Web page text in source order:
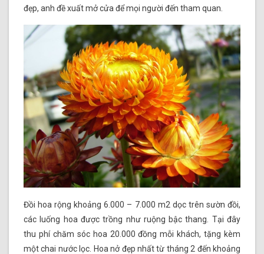
đẹp, anh đề xuất mở cửa để mọi người đến tham quan.
Đồi hoa rộng khoảng 6.000 – 7.000 m2 dọc trên sườn đồi,
các luống hoa được trồng như ruộng bậc thang. Tại đây
thu phí chăm sóc hoa 20.000 đồng mỗi khách, tặng kèm
một chai nước lọc. Hoa nở đẹp nhất từ tháng 2 đến khoảng